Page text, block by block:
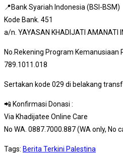
📍Bank Syariah Indonesia (BSI-BSM)
Kode Bank. 451
a/n. YAYASAN KHADIJATI AMANATI
No.Rekening Program Kemanusiaan
789.1011.018
Sertakan kode 029 di belakang
📲 Konfirmasi Donasi :
Via Khadijatee Online Care
No WA. 0887.7000.887 (WA only, No
Tags: Berita Terkini Palestina